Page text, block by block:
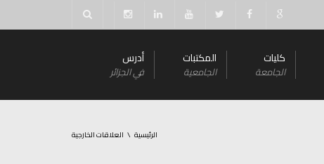
كليات
الجامعة
المكتبات
الجامعية
أدرس
في الجزائر
الرئيسية العلاقات الخارجية